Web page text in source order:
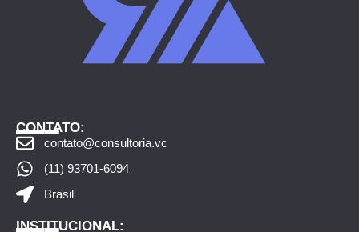
CONTATO:
___
contato@consultoria.vc
(11) 93701-6094
Brasil
INSTITUCIONAL:
___